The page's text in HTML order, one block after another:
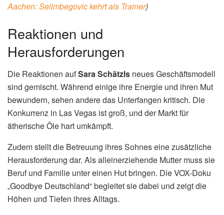
Aachen: Selimbegovic kehrt als Trainer)
Reaktionen und
Herausforderungen
Die Reaktionen aufSara Schätzls neues Geschäftsmodell
sind gemischt. Während einige ihre Energie und ihren Mut
bewundern, sehen andere das Unterfangen kritisch. Die
Konkurrenz in Las Vegas ist groß, und der Markt für
ätherische Öle hart umkämpft.
Zudem stellt die Betreuung ihres Sohnes eine zusätzliche
Herausforderung dar. Als alleinerziehende Mutter muss sie
Beruf und Familie unter einen Hut bringen. Die VOX-Doku
„Goodbye Deutschland“ begleitet sie dabei und zeigt die
Höhen und Tiefen ihres Alltags.